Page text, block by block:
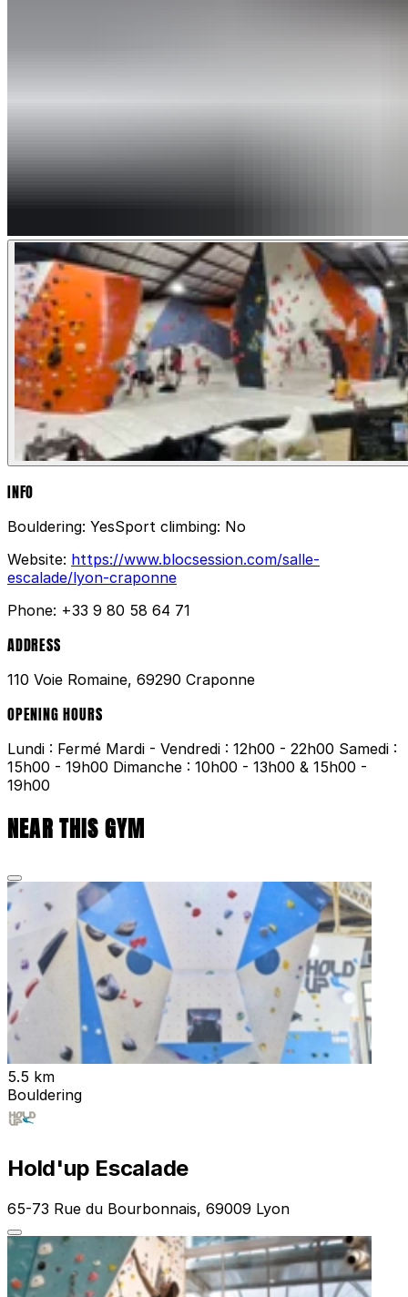
INFO
Bouldering: YesSport climbing: No
Website: https://www.blocsession.com/salle-
escalade/lyon-craponne
Phone: +33 9 80 58 64 71
ADDRESS
110 Voie Romaine, 69290 Craponne
OPENING HOURS
Lundi : Fermé Mardi - Vendredi : 12h00 - 22h00 Samedi :
15h00 - 19h00 Dimanche : 10h00 - 13h00 & 15h00 -
19h00
NEAR THIS GYM
5.5 km
Bouldering
Hold'up Escalade
65-73 Rue du Bourbonnais, 69009 Lyon